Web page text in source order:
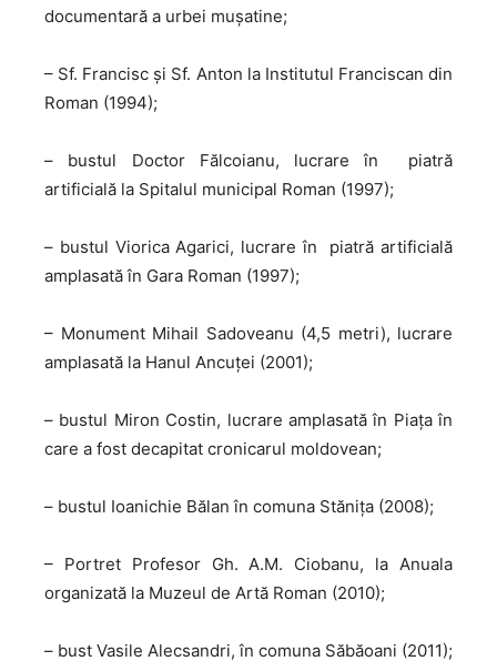
documentară a urbei mușatine;
– Sf. Francisc și Sf. Anton la Institutul Franciscan din
Roman (1994);
– bustul Doctor Fălcoianu, lucrare în piatră
artificială la Spitalul municipal Roman (1997);
– bustul Viorica Agarici, lucrare în piatră artificială
amplasată în Gara Roman (1997);
– Monument Mihail Sadoveanu (4,5 metri), lucrare
amplasată la Hanul Ancuţei (2001);
– bustul Miron Costin, lucrare amplasată în Piața în
care a fost decapitat cronicarul moldovean;
– bustul Ioanichie Bălan în comuna Stăniţa (2008);
– Portret Profesor Gh. A.M. Ciobanu, la Anuala
organizată la Muzeul de Artă Roman (2010);
– bust Vasile Alecsandri, în comuna Săbăoani (2011);